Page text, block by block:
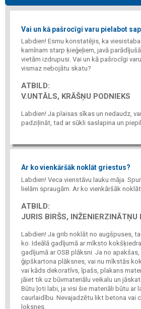
Vai un kā pašrocīgi varu pielabot
Labdien! Esmu konstatējis, ka
kamīnam starp ķieģeļiem, javā
vietām izdrupusi. Vai un kā pašrocīgi
vismaz nebojātu skatu?
ATBILD:
V.UNTĀLS, KRĀŠŅU PODNIEKS
Labdien! Ja plaisas sīkas un nedaudz,
padziļināt, tad ar sūkli saslapina un
Ar ko vienkāršāk noklāt griestus?
Labdien! Veca vienstāvu lauku māja.
lielām spraugām. Ar ko vienkāršāk
ATBILD:
JURIS BIRŠS, INŽENIERZINĀTŅU
Labdien! Ja grib noklāt no augšpuses,
ko. Ideālā gadījumā ar mīksto
gadījumā ar OSB plāksni. Ja no apakšas,
ģipškartona plāksnes, vai nu mīkstās
vai kāds dekoratīvs, īpašs, plakans
jāiet tik uz būvmateriālu veikalu un
Būtu ļoti labi, ja visi šie materiāli būtu ar
caurlaidību. Nevajadzētu likt betona vai
loksnes.